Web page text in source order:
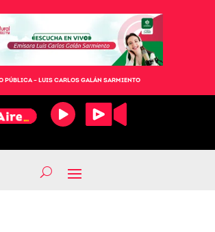
PÚBLICA – LUIS CARLOS GALÁN SARMIENTO